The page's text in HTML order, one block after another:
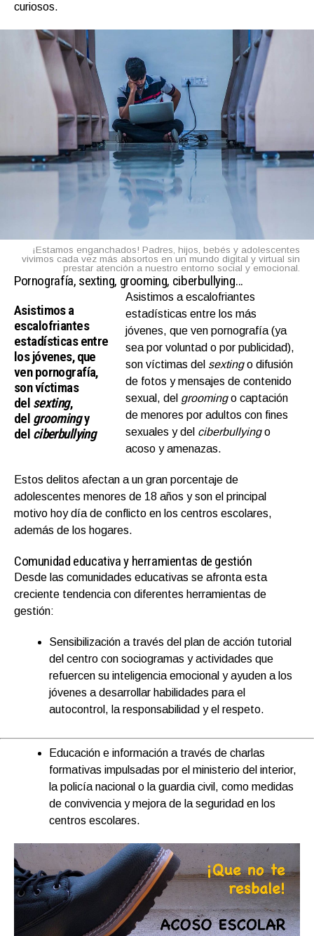
curiosos.
¡Estamos enganchados! Padres, hijos, bebés y adolescentes
vivimos cada vez más absortos en un mundo digital y virtual sin
prestar atención a nuestro entorno social y emocional.
Pornografía, sexting, grooming, ciberbullying…
Asistimos a
escalofriantes
estadísticas entre
los jóvenes, que
ven pornografía,
son víctimas
del sexting,
del groomingy
del ciberbullying
Asistimos a escalofriantes
estadísticas entre los más
jóvenes, que ven pornografía (ya
sea por voluntad o por publicidad),
son víctimas del sextingo difusión
de fotos y mensajes de contenido
sexual, del groomingo captación
de menores por adultos con fines
sexuales y del ciberbullyingo
acoso y amenazas.
Estos delitos afectan a un gran porcentaje de
adolescentes menores de 18 años y son el principal
motivo hoy día de conflicto en los centros escolares,
además de los hogares.
Comunidad educativa y herramientas de gestión
Desde las comunidades educativas se afronta esta
creciente tendencia con diferentes herramientas de
gestión:
Sensibilización a través del plan de acción tutorial
del centro con sociogramas y actividades que
refuercen su inteligencia emocional y ayuden a los
jóvenes a desarrollar habilidades para el
autocontrol, la responsabilidad y el respeto.
Educación e información a través de charlas
formativas impulsadas por el ministerio del interior,
la policía nacional o la guardia civil, como medidas
de convivencia y mejora de la seguridad en los
centros escolares.